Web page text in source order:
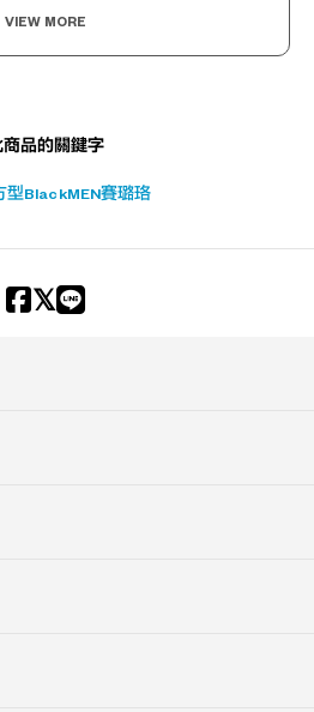
VIEW MORE
商品的關鍵字
型 BlackMEN賽璐珞